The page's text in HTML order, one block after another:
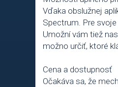
Vďaka obslužnej
Spectrum. Pre
Umožní vám tiež
možno určiť, ktoré
Cena a dostupnosť
Očakáva sa, že